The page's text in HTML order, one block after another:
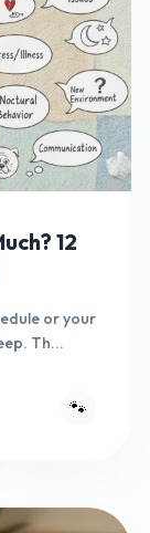
12
or your
Th...
🐾